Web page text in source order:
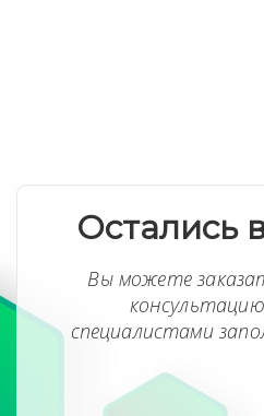
Остались
Вы можете
специалистами